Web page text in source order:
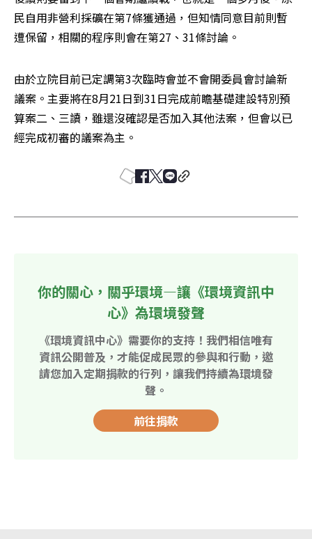
民自用非營利採礦在第7條獲通過，但知情同意目前則暫
遭保留，相關的程序則會在第27、31條討論。
由於立院目前已定調第3次臨時會並不會開委員會討論新
議案。主要將在8月21日到31日完成前瞻基礎建設特別預
算案二、三讀，雖還沒確認是否加入其他法案，但會以已
經完成初審的議案為主。
你的關心，關乎環境—讓《環境資訊中
心》為環境發聲
《環境資訊中心》需要你的支持！我們相信唯有
資訊公開普及，才能促成民眾的參與和行動，邀
請您加入定期捐款的行列，讓我們持續為環境發
聲。
前往捐款